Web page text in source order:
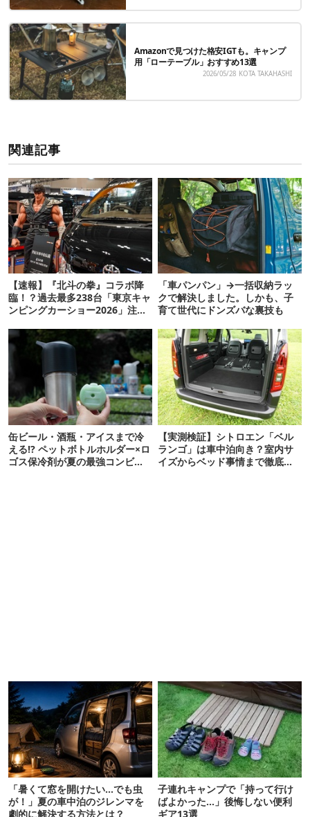
Amazonで見つけた格安IGTも。キャンプ
用「ローテーブル」おすすめ13選
2026/05/28 KOTA TAKAHASHI
関連記事
【速報】『北斗の拳』コラボ降
臨！？過去最多238台「東京キャ
ンピングカーショー2026」注目
「車パンパン」→一括収納ラッ
クで解決しました。しかも、子
育て世代にドンズバな裏技も
缶ビール・酒瓶・アイスまで冷
える!? ペットボトルホルダー×ロ
ゴス保冷剤が夏の最強コンビだ
【実測検証】シトロエン「ベル
ランゴ」は車中泊向き？室内サ
イズからベッド事情まで徹底レ
「暑くて窓を開けたい…でも虫
が！」夏の車中泊のジレンマを
劇的に解決する方法とは？
子連れキャンプで「持って行け
ばよかった…」後悔しない便利
ギア13選